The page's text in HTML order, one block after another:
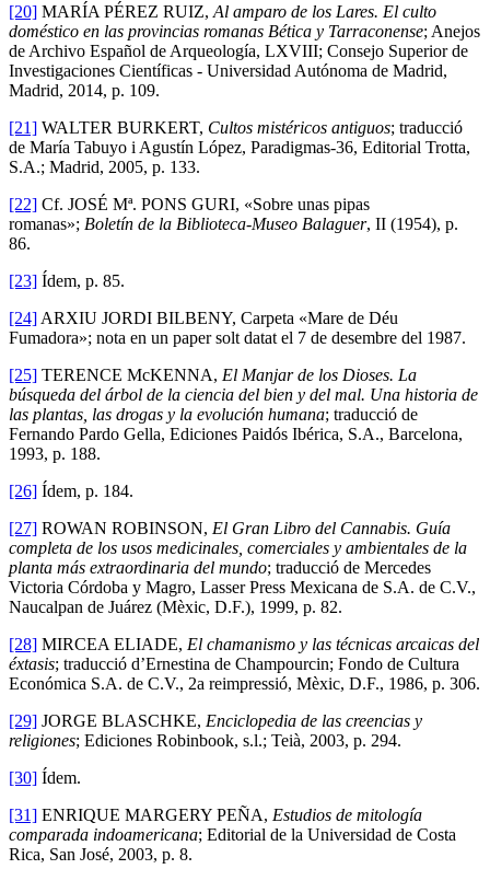
[20] MARÍA PÉREZ RUIZ, Al amparo de los Lares. El culto
doméstico en las provincias romanas Bética y Tarraconense; Anejos
de Archivo Español de Arqueología, LXVIII; Consejo Superior de
Investigaciones Científicas - Universidad Autónoma de Madrid,
Madrid, 2014, p. 109.
[21] WALTER BURKERT, Cultos mistéricos antiguos; traducció
de María Tabuyo i Agustín López, Paradigmas-36, Editorial Trotta,
S.A.; Madrid, 2005, p. 133.
[22] Cf. JOSÉ Mª. PONS GURI, «Sobre unas pipas
romanas»; Boletín de la Biblioteca-Museo Balaguer, II (1954), p.
86.
[23] Ídem, p. 85.
[24] ARXIU JORDI BILBENY, Carpeta «Mare de Déu
Fumadora»; nota en un paper solt datat el 7 de desembre del 1987.
[25] TERENCE McKENNA, El Manjar de los Dioses. La
búsqueda del árbol de la ciencia del bien y del mal. Una historia de
las plantas, las drogas y la evolución humana; traducció de
Fernando Pardo Gella, Ediciones Paidós Ibérica, S.A., Barcelona,
1993, p. 188.
[26] Ídem, p. 184.
[27] ROWAN ROBINSON, El Gran Libro del Cannabis. Guía
completa de los usos medicinales, comerciales y ambientales de la
planta más extraordinaria del mundo; traducció de Mercedes
Victoria Córdoba y Magro, Lasser Press Mexicana de S.A. de C.V.,
Naucalpan de Juárez (Mèxic, D.F.), 1999, p. 82.
[28] MIRCEA ELIADE, El chamanismo y las técnicas arcaicas del
éxtasis; traducció d’Ernestina de Champourcin; Fondo de Cultura
Económica S.A. de C.V., 2a reimpressió, Mèxic, D.F., 1986, p. 306.
[29] JORGE BLASCHKE, Enciclopedia de las creencias y
religiones; Ediciones Robinbook, s.l.; Teià, 2003, p. 294.
[30] Ídem.
[31] ENRIQUE MARGERY PEÑA, Estudios de mitología
comparada indoamericana; Editorial de la Universidad de Costa
Rica, San José, 2003, p. 8.